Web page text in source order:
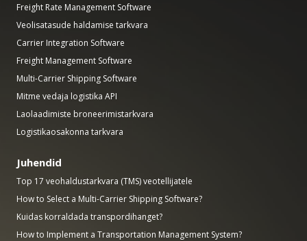
Freight Rate Management Software
Veolisatasude haldamise tarkvara
Carrier Integration Software
Freight Management Software
Multi-Carrier Shipping Software
Mitme vedaja logistika API
Laolaadimiste broneerimistarkvara
Logistikaosakonna tarkvara
Juhendid
Top 17 veohaldustarkvara (TMS) veotellijatele
How to Select a Multi-Carrier Shipping Software?
Kuidas korraldada transpordihanget?
How to Implement a Transportation Management System?